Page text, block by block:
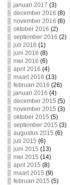
januari 2017 (3)
december 2016 (8)
november 2016 (6)
oktober 2016 (2)
september 2016 (2)
juli 2016 (1)
juni 2016 (8)
mei 2016 (6)
april 2016 (4)
maart 2016 (13)
februari 2016 (26)
januari 2016 (4)
december 2015 (5)
november 2015 (3)
oktober 2015 (5)
september 2015 (3)
augustus 2015 (6)
juli 2015 (6)
juni 2015 (13)
mei 2015 (14)
april 2015 (8)
maart 2015 (9)
februari 2015 (5)